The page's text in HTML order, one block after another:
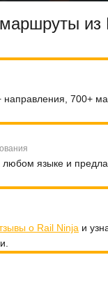
из
700+
языке и
о Rail Ninja и